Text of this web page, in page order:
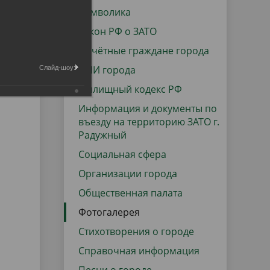
Городская среда
Региональный контроль
Поддержка малого и среднего
предпринимательства
Символика
Закон РФ о ЗАТО
Почётные граждане города
СМИ города
Жилищный кодекс РФ
Информация и документы по
въезду на территорию ЗАТО г.
Радужный
Социальная сфера
Организации города
Общественная палата
Фотогалерея
Стихотворения о городе
Справочная информация
Слайд-шоу: